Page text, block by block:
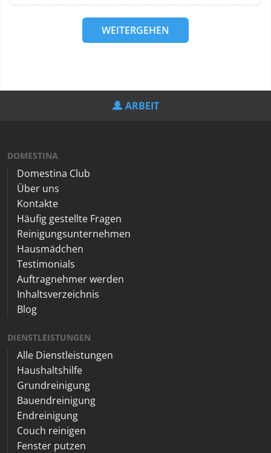
WEITERGEHEN
ARBEIT
DOMESTINA
Domestina Club
Über uns
Kontakte
Häufig gestellte Fragen
Reinigungsunternehmen
Hausmädchen
Testimonials
Auftragnehmer werden
Inhaltsverzeichnis
Blog
DIENSTLEISTUNGEN
Alle Dienstleistungen
Haushaltshilfe
Grundreinigung
Bauendreinigung
Endreinigung
Couch reinigen
Fenster putzen